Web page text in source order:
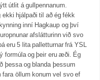
útlit á gullpennanum.
hjálpaði til að ég fékk
inní Hagkaup og því
afslátturinn við svo
eru 5 lita palletturnar frá YSL
formúla og þeir eru æði. Ég
þessa og blanda þessum
öllum konum vel svo ef